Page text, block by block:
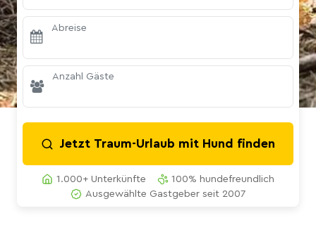
Abreise
Anzahl Gäste
Jetzt Traum-Urlaub mit Hund finden
1.000+ Unterkünfte
100% hundefreundlich
Ausgewählte Gastgeber seit 2007